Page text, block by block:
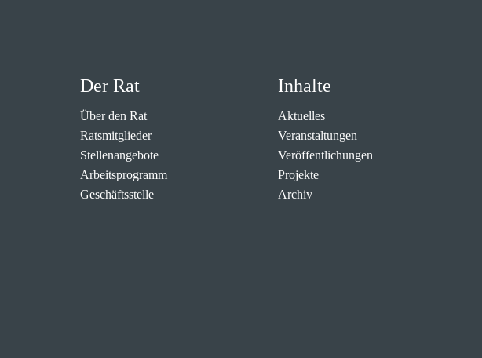
Der Rat
Über den Rat
Ratsmitglieder
Stellenangebote
Arbeitsprogramm
Geschäftsstelle
Inhalte
Aktuelles
Veranstaltungen
Veröffentlichungen
Projekte
Archiv